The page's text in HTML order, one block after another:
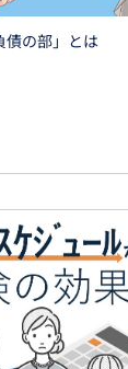
債の部」とは